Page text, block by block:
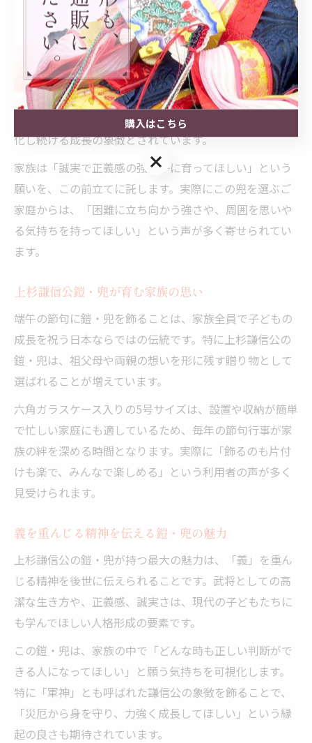
守る象徴的な飾りとして人気があります。
日輪三日月の前立てに込めた願いとは
上杉謙信公の兜には、彼の象徴である「日輪に三日月
（弦月）」の前立てが使われています。この独特のデザ
インは、太陽と月が持つ生命力や永続性、そして常に変
化し続ける成長の象徴とされています。
家族は「誠実で正義感の強い子に育ってほしい」という
願いを、この前立てに託します。実際にこの兜を選ぶご
家庭からは、「困難に立ち向かう強さや、周囲を思いや
る気持ちを持ってほしい」という声が多く寄せられてい
ます。
上杉謙信公鎧・兜が育む家族の思い
端午の節句に鎧・兜を飾ることは、家族全員で子どもの
成長を祝う日本ならではの伝統です。特に上杉謙信公の
鎧・兜は、祖父母や両親の想いを形に残す贈り物として
選ばれることが増えています。
六角ガラスケース入りの5号サイズは、設置や収納が簡単
で忙しい家庭にも適しているため、毎年の節句行事が家
族の絆を深める時間となります。実際に「飾るのも片付
けも楽で、みんなで楽しめる」という利用者の声が多く
見受けられます。
義を重んじる精神を伝える鎧・兜の魅力
上杉謙信公の鎧・兜が持つ最大の魅力は、「義」を重ん
じる精神を後世に伝えられることです。武将としての高
潔な生き方や、正義感、誠実さは、現代の子どもたちに
も学んでほしい人格形成の要素です。
この鎧・兜は、家族の中で「どんな時も正しい判断がで
きる人になってほしい」と願う気持ちを可視化します。
特に「軍神」とも呼ばれた謙信公の象徴を飾ることで、
「災厄から身を守り、力強く成長してほしい」という縁
起の良さも期待されています。
購入はこちら
購入はこちら